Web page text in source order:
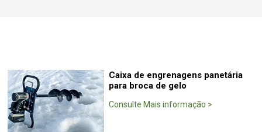
Caixa de engrenagens panetária
para broca de gelo
Consulte Mais informação >